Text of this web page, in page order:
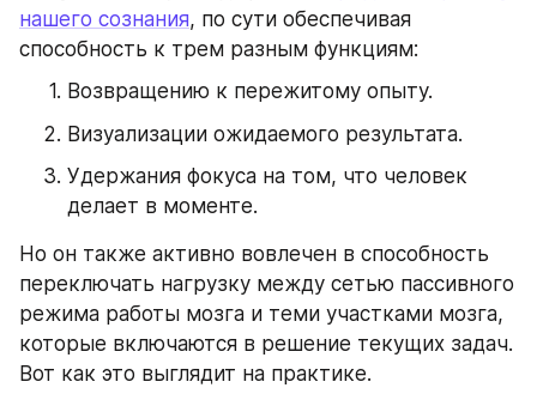
нашего сознания, по сути обеспечивая
способность к трем разным функциям:
Возвращению к пережитому опыту.
Визуализации ожидаемого результата.
Удержания фокуса на том, что человек
делает в моменте.
Но он также активно вовлечен в способность
переключать нагрузку между сетью пассивного
режима работы мозга и теми участками мозга,
которые включаются в решение текущих задач.
Вот как это выглядит на практике.